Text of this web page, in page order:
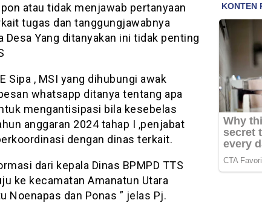
atau tidak menjawab pertanyaan
tugas dan tanggungjawabnya
Desa Yang ditanyakan ini tidak penting
Sipa , MSI yang dihubungi awak
whatsapp ditanya tentang apa
mengantisipasi bila kesebelas
anggaran 2024 tahap I ,penjabat
dengan dinas terkait.
dari kepala Dinas BPMPD TTS
ke kecamatan Amanatun Utara
Noenapas dan Ponas ” jelas Pj.